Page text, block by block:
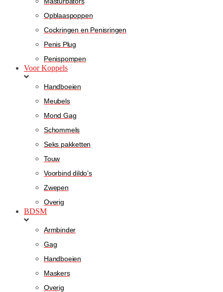
Opblaaspoppen
Cockringen en Penisringen
Penis Plug
Penispompen
Voor Koppels
Handboeien
Meubels
Mond Gag
Schommels
Seks pakketten
Touw
Voorbind dildo’s
Zwepen
Overig
BDSM
Armbinder
Gag
Handboeien
Maskers
Overig